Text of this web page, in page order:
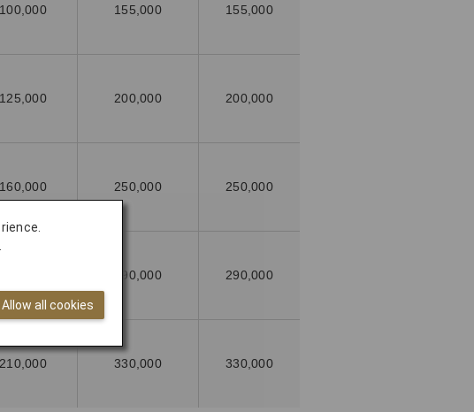
100,000 155,000 155,000
125,000 200,000 200,000
160,000 250,000 250,000
290,000 290,000
210,000 330,000 330,000
Allow all cookies